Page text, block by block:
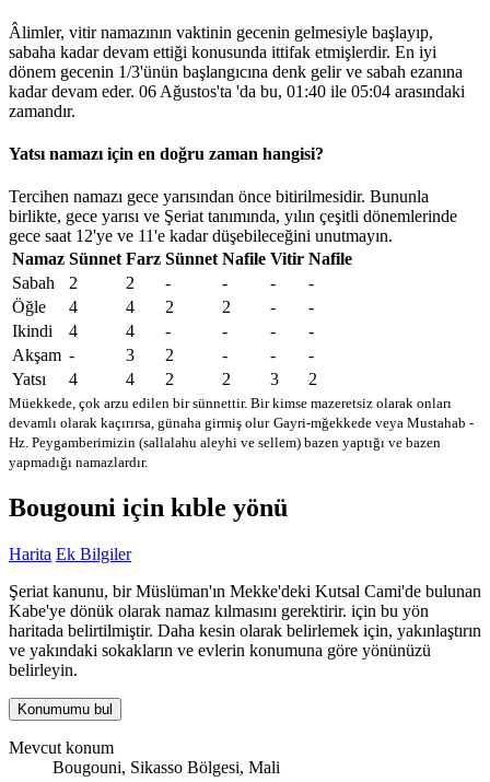
Âlimler, vitir namazının vaktinin gecenin gelmesiyle başlayıp,
sabaha kadar devam ettiği konusunda ittifak etmişlerdir. En iyi
dönem gecenin 1/3'ünün başlangıcına denk gelir ve sabah ezanına
kadar devam eder. 06 Ağustos'ta 'da bu, 01:40 ile 05:04 arasındaki
zamandır.
Yatsı namazı için en doğru zaman hangisi?
Tercihen namazı gece yarısından önce bitirilmesidir. Bununla
birlikte, gece yarısı ve Şeriat tanımında, yılın çeşitli dönemlerinde
gece saat 12'ye ve 11'e kadar düşebileceğini unutmayın.
Namaz Sünnet Farz Sünnet Nafile Vitir Nafile
Sabah
2 2 - - -
-
Öğle
4 4 2 2 -
-
Ikindi
4 4 - - -
-
Akşam - 3 2 - -
-
Yatsı
4 4 2 2 3 2
Müekkede, çok arzu edilen bir sünnettir. Bir kimse mazeretsiz olarak onları
devamlı olarak kaçırırsa, günaha girmiş olur Gayri-mğekkede veya Mustahab -
Hz. Peygamberimizin (sallalahu aleyhi ve sellem) bazen yaptığı ve bazen
yapmadığı namazlardır.
Bougouni için kıble yönü
Harita Ek Bilgiler
Şeriat kanunu, bir Müslüman'ın Mekke'deki Kutsal Cami'de bulunan
Kabe'ye dönük olarak namaz kılmasını gerektirir. için bu yön
haritada belirtilmiştir. Daha kesin olarak belirlemek için, yakınlaştırın
ve yakındaki sokakların ve evlerin konumuna göre yönünüzü
belirleyin.
Konumumu bul
Mevcut konum
Bougouni, Sikasso Bölgesi, Mali